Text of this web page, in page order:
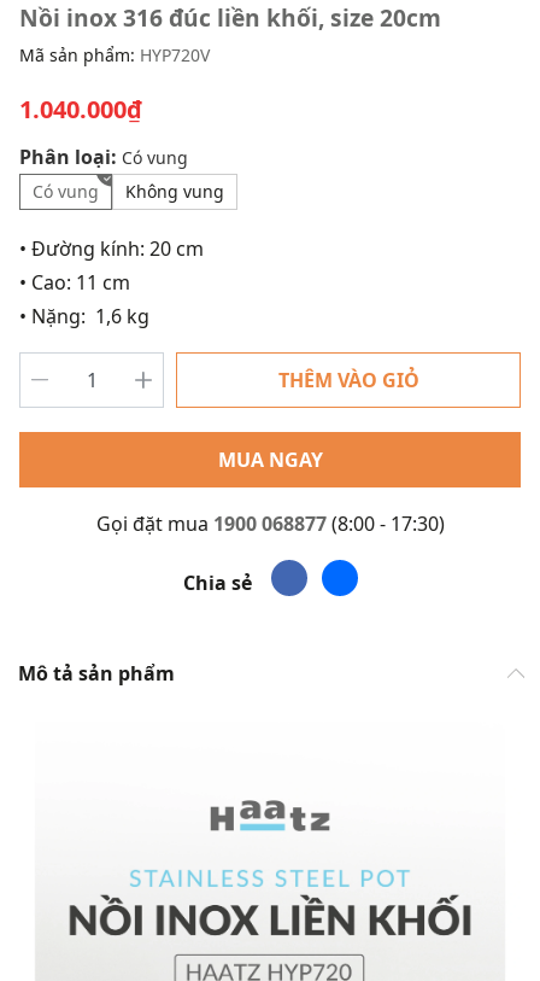
Nồi inox 316 đúc liền khối, size 20cm
Mã sản phẩm: HYP720V
1.040.000₫
Phân loại: Có vung
Có vung
Không vung
• Đường kính: 20 cm
• Cao: 11 cm
• Nặng: 1,6 kg
THÊM VÀO GIỎ
MUA NGAY
Gọi đặt mua 1900 068877(8:00 - 17:30)
Chia sẻ
Mô tả sản phẩm